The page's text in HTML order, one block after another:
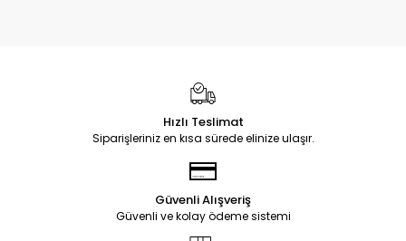
Hızlı Teslimat
Siparişleriniz en kısa sürede elinize ulaşır.
Güvenli Alışveriş
Güvenli ve kolay ödeme sistemi